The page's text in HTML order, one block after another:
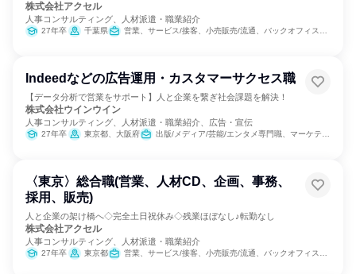
株式会社アクセル
人事コンサルティング、人材派遣・職業紹介
27年卒 千葉県 営業、サービス/接客、小売販売/流通、バックオフィス・事務・受付、人事、総務、マーケティング・広告・宣伝
Indeedなどの広告運用・カスタマーサクセス職
【データ分析で営業をサポート】人と企業を繋ぎ社会課題を解決！
株式会社ウインウイン
人事コンサルティング、人材派遣・職業紹介、広告・宣伝
27年卒 東京都、大阪府 出版/メディア/芸能/エンタメ専門職、マーケティング・広告・宣伝、カスタマーサクセス
〈東京〉総合職(営業、人材CD、企画、事務、
採用、販売)
人と企業の架け橋へ◇完全土日祝休み◇残業ほぼなし♪転勤なし
株式会社アクセル
人事コンサルティング、人材派遣・職業紹介
27年卒 東京都 営業、サービス/接客、小売販売/流通、バックオフィス・事務・受付、人事、総務、マーケティング・広告・宣伝